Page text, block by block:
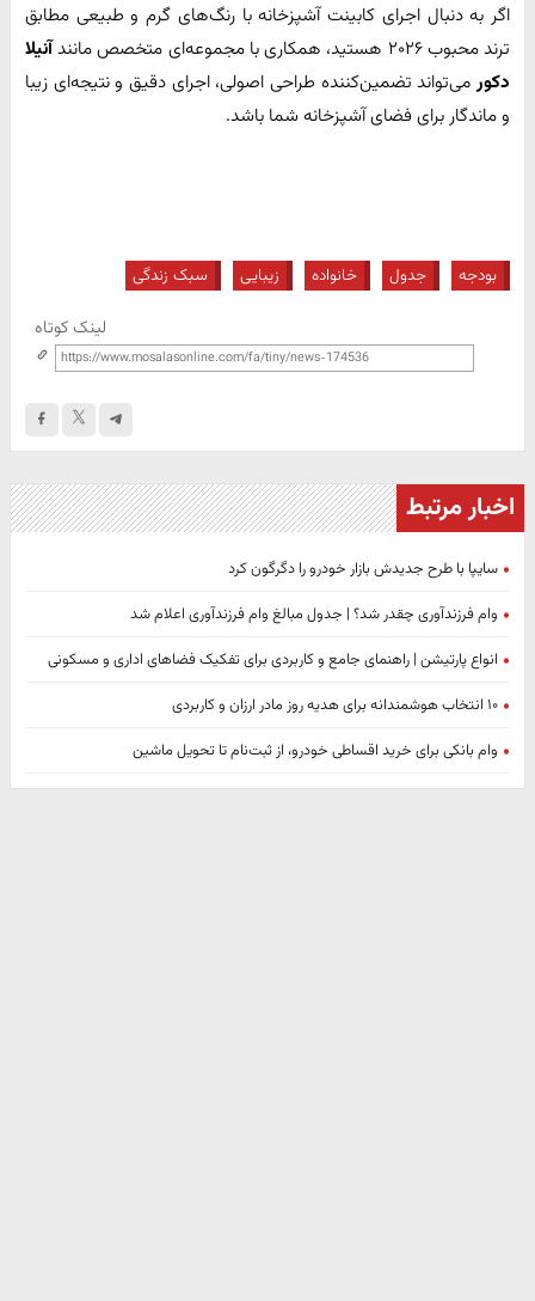
اگر به دنبال اجرای کابینت آشپزخانه با رنگ‌های گرم و طبیعی مطابق
ترند محبوب ۲۰۲۶ هستید، همکاری با مجموعه‌ای متخصص مانند
آنیلا
دکورمی‌تواند تضمین‌کننده طراحی اصولی، اجرای دقیق و نتیجه‌ای زیبا
و ماندگار برای فضای آشپزخانه شما باشد.
بودجه جدول خانواده زیبایی سبک زندگی
لینک کوتاه
اخبار مرتبط
سایپا با طرح جدیدش بازار خودرو را دگرگون کرد
وام فرزندآوری چقدر شد؟ | جدول مبالغ وام فرزندآوری اعلام شد
انواع پارتیشن | راهنمای جامع و کاربردی برای تفکیک فضاهای اداری و مسکونی
۱۰ انتخاب هوشمندانه برای هدیه روز مادر ارزان و کاربردی
وام بانکی برای خرید اقساطی خودرو، از ثبت‌نام تا تحویل ماشین